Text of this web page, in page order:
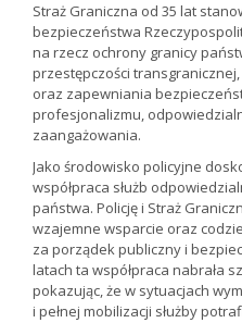
Straż Graniczna od 35 lat
bezpieczeństwa
na rzecz ochrony granicy
przestępczości
oraz zapewniania
profesjonalizmu,
zaangażowania.
Jako środowisko policyjne
współpraca służb
państwa. Policję i Straż
wzajemne wsparcie oraz
za porządek publiczny i
latach ta współpraca nabrała
pokazując, że w sytuacjach
i pełnej mobilizacji służby